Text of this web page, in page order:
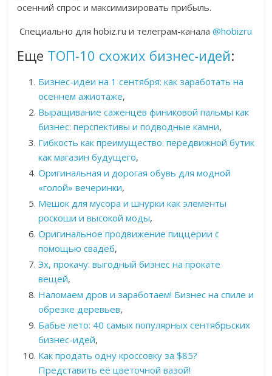
осенний спрос и максимизировать прибыль.
Специально для hobiz.ru и телеграм-канала@hobizru
Еще ТОП-10 схожих бизнес-идей:
Бизнес-идеи на 1 сентября: как заработать на
осеннем ажиотаже,
Выращивание саженцев финиковой пальмы как
бизнес: перспективы и подводные камни,
Гибкость как преимущество: передвижной бутик
как магазин будущего,
Оригинальная и дорогая обувь для модной
«голой» вечеринки,
Мешок для мусора и шнурки как элементы
роскоши и высокой моды,
Оригинальное продвижение пиццерии с
помощью свадеб,
Эх, прокачу: выгодный бизнес на прокате
вещей,
Наломаем дров и заработаем! Бизнес на спиле и
обрезке деревьев,
Бабье лето: 40 самых популярных сентябрьских
бизнес-идей,
Как продать одну кроссовку за $85?
Представить её цветочной вазой!